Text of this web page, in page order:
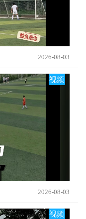
2026-08-03
视频
2026-08-03
视频